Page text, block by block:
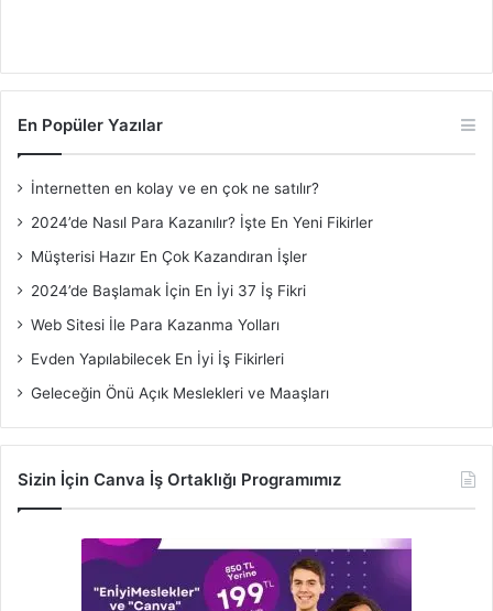
En Popüler Yazılar
İnternetten en kolay ve en çok ne satılır?
2024’de Nasıl Para Kazanılır? İşte En Yeni Fikirler
Müşterisi Hazır En Çok Kazandıran İşler
2024’de Başlamak İçin En İyi 37 İş Fikri
Web Sitesi İle Para Kazanma Yolları
Evden Yapılabilecek En İyi İş Fikirleri
Geleceğin Önü Açık Meslekleri ve Maaşları
Sizin İçin Canva İş Ortaklığı Programımız